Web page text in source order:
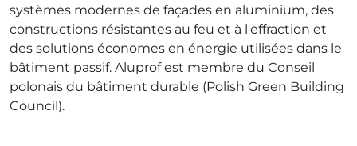
systèmes modernes de façades en aluminium, des
constructions résistantes au feu et à l'effraction et
des solutions économes en énergie utilisées dans le
bâtiment passif. Aluprof est membre du Conseil
polonais du bâtiment durable (Polish Green Building
Council).